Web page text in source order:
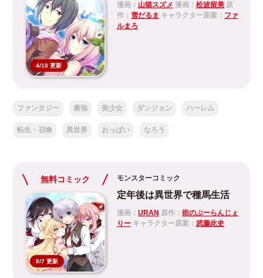
4/18 更新
漫画： 山猫スズメ 漫画： 松波留美原
作： 雪だるま キャラクター原案： ファ
ルまろ
ファンタジー 最強 美少女 ダンジョン ハーレム
転生・召喚 異世界 おっぱい なろう
無料コミック
8/7 更新
モンスターコミック
定年後は異世界で種馬生活
漫画： URAN 原作： 街のぶーらんじぇ
りーキャラクター原案： 武藤此史